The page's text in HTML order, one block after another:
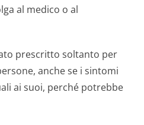
al medico o al
prescritto soltanto per
anche se i sintomi
ai suoi, perché potrebbe